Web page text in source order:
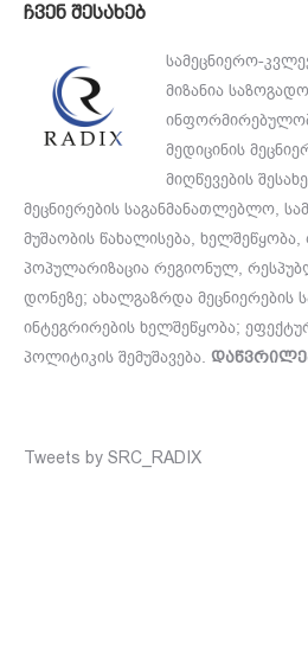
ჩვენ შესახებ
სამეცნიერო-
მიზანია
მედიცინის
მიღწევების
მეცნიერების საგანმანათლებლო,
მუშაობის წახალისება,
პოპულარიზაცია რეგიონულ,
დონეზე; ახალგაზრდა მეცნიერების
ინტეგრირების ხელშეწყობა;
პოლიტიკის შემუშავება.
Tweets by SRC_RADIX